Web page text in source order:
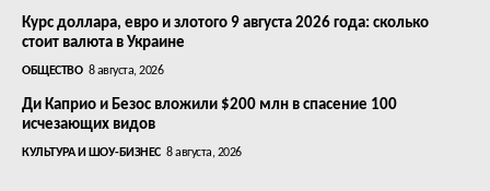
Курс доллара, евро и злотого 9 августа 2026 года: сколько
стоит валюта в Украине
ОБЩЕСТВО 8 августа, 2026
Ди Каприо и Безос вложили $200 млн в спасение 100
исчезающих видов
КУЛЬТУРА И ШОУ-БИЗНЕС 8 августа, 2026